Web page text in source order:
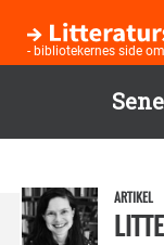
hovedindhold
- bibliotekernes side
ARTIKEL